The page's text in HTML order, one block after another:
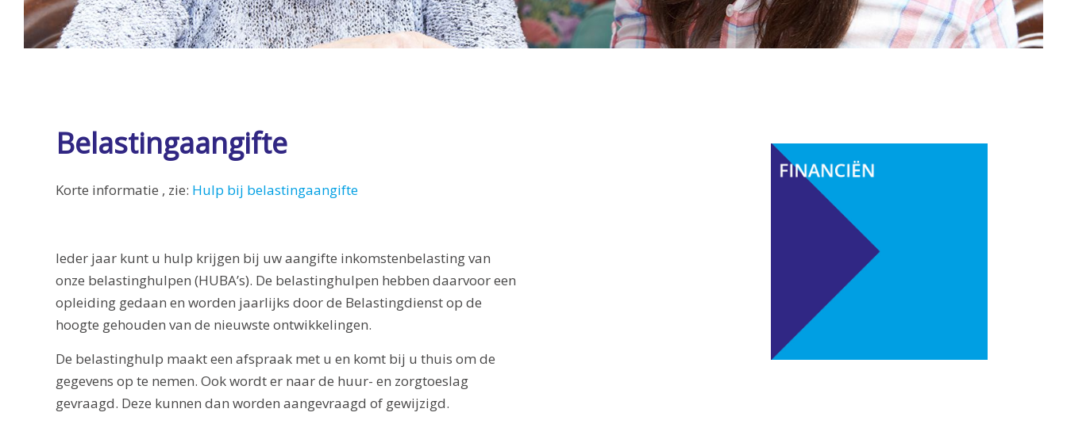
Belastingaangifte
Korte informatie , zie: Hulp bij belastingaangifte
Ieder jaar kunt u hulp krijgen bij uw aangifte inkomstenbelasting van
onze belastinghulpen (HUBA’s). De belastinghulpen hebben daarvoor een
opleiding gedaan en worden jaarlijks door de Belastingdienst op de
hoogte gehouden van de nieuwste ontwikkelingen.
De belastinghulp maakt een afspraak met u en komt bij u thuis om de
gegevens op te nemen. Ook wordt er naar de huur- en zorgtoeslag
gevraagd. Deze kunnen dan worden aangevraagd of gewijzigd.